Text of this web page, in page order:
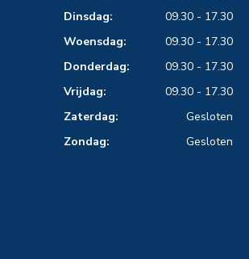
Dinsdag:
09.30 - 17.30
Woensdag:
09.30 - 17.30
Donderdag:
09.30 - 17.30
Vrijdag:
09.30 - 17.30
Zaterdag:
Gesloten
Zondag:
Gesloten